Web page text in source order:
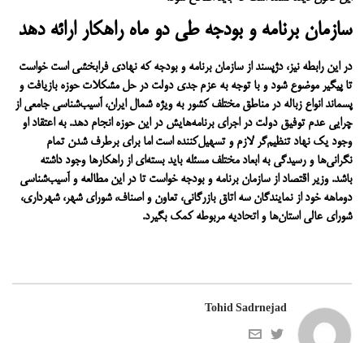
سازمان برنامه و بودجه طی دو ماه راهکار ارائه دهد
در این رابطه نیز، دژپسند از سازمان برنامه و بودجه که نهادی فرابخشی است خواست
تا پیگیر موضوع شود و با توجه به عزم جدی دولت در حل مشکلات حوزه بازیافت و
پسماند انواع زباله در مناطق مختلف کشور به ویژه شمال ایران، آسیب‌شناسی جامعی از
چرایی عدم توفیق دولت در اجرای برنامه‌هایش در این حوزه انجام دهد.به اعتقاد او
وجود یک نهاد تنظیم‌گر لازم و تسهیل‌کننده است اما برای برطرف شدن تمام
نگرانی‌ها و رسیدگی به ابعاد مختلف مسئله باید بسته‌ای از راهکارها وجود داشته
باشد.وزیر اقتصاد از سازمان برنامه و بودجه خواست تا در این مطالعه و آسیب‌شناسی
دوماهه خود از نمایندگان سه اتاق بازرگانی، تعاون و اصناف، شورای شهر، شهرداری،
شورای عالی استان‌ها و اتحادیه مربوطه کمک بگیرد.
Tohid Sadrnejad